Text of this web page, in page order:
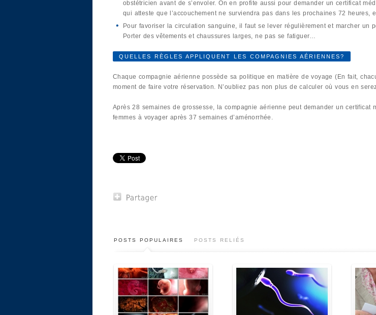
obstétricien avant de s’envoler. On en profite aussi pour demander un certificat
qui atteste que l’accouchement ne surviendra pas dans les prochaines 72 heures,
Pour favoriser la circulation sanguine, il faut se lever régulièrement et marcher
Porter des vêtements et chaussures larges, ne pas se fatiguer…
QUELLES RÈGLES APPLIQUENT LES COMPAGNIES AÉRIENNES?
Chaque compagnie aérienne possède sa politique en matière de voyage (En fait,
moment de faire votre réservation. N’oubliez pas non plus de calculer où vous en
Après 28 semaines de grossesse, la compagnie aérienne peut demander un certificat
femmes à voyager après 37 semaines d’aménorrhée.
POSTS POPULAIRES POSTS RELIÉS